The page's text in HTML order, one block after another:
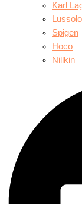
Karl
Spigen
Hoco
Nillkin